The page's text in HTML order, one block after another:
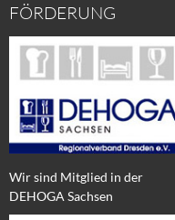
FÖRDERUNG
Wir sind Mitglied in der
DEHOGA Sachsen